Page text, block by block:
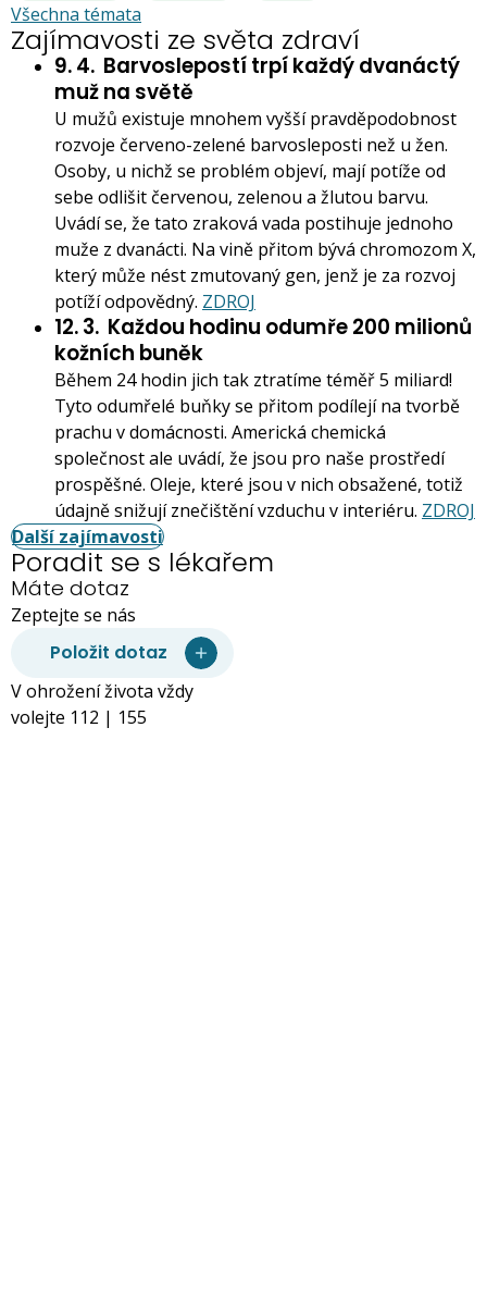
Všechna témata
Zajímavosti ze světa zdraví
9. 4. Barvoslepostí trpí každý dvanáctý
muž na světě
U mužů existuje mnohem vyšší pravděpodobnost
rozvoje červeno-zelené barvosleposti než u žen.
Osoby, u nichž se problém objeví, mají potíže od
sebe odlišit červenou, zelenou a žlutou barvu.
Uvádí se, že tato zraková vada postihuje jednoho
muže z dvanácti. Na vině přitom bývá chromozom X,
který může nést zmutovaný gen, jenž je za rozvoj
potíží odpovědný. ZDROJ
12. 3. Každou hodinu odumře 200 milionů
kožních buněk
Během 24 hodin jich tak ztratíme téměř 5 miliard!
Tyto odumřelé buňky se přitom podílejí na tvorbě
prachu v domácnosti. Americká chemická
společnost ale uvádí, že jsou pro naše prostředí
prospěšné. Oleje, které jsou v nich obsažené, totiž
údajně snižují znečištění vzduchu v interiéru. ZDROJ
Další zajímavosti
Poradit se s lékařem
Máte dotaz
Zeptejte se nás
Položit dotaz
V ohrožení života vždy
volejte 112 | 155